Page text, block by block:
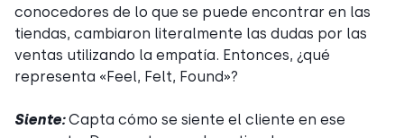
conocedores de lo que se puede encontrar en las
tiendas, cambiaron literalmente las dudas por las
ventas utilizando la empatía. Entonces, ¿qué
representa «Feel, Felt, Found»?
Siente:Capta cómo se siente el cliente en ese